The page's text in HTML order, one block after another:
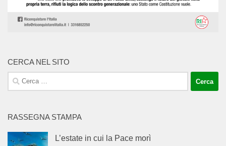
CERCA NEL SITO
Ricerca
per:
RASSEGNA STAMPA
L’estate in cui la Pace morì